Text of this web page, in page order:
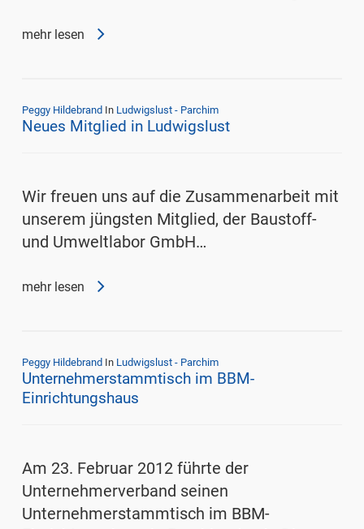
mehr lesen
Peggy Hildebrand In Ludwigslust - Parchim
Neues Mitglied in Ludwigslust
Wir freuen uns auf die Zusammenarbeit mit
unserem jüngsten Mitglied, der Baustoff-
und Umweltlabor GmbH…
mehr lesen
Peggy Hildebrand In Ludwigslust - Parchim
Unternehmerstammtisch im BBM-
Einrichtungshaus
Am 23. Februar 2012 führte der
Unternehmerverband seinen
Unternehmerstammtisch im BBM-